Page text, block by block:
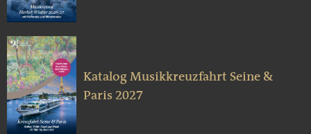
Katalog Musikkreuzfahrt Seine &
Paris 2027